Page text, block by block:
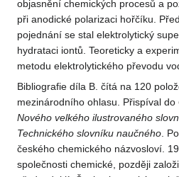
objasnění chemických procesů a
při anodické polarizaci hořčíku.
pojednání se stal elektrolytický
hydrataci iontů. Teoreticky a
metodu elektrolytického převodu
Bibliografie díla B. čítá na 120
mezinárodního ohlasu. Přispíval do
Nového velkého ilustrovaného
Technického slovníku naučného .
českého chemického názvosloví.
společnosti chemické, později